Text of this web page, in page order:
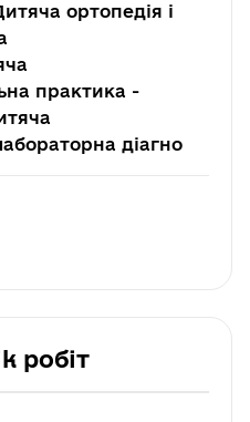
ортопедія і
практика -
діагно
робіт